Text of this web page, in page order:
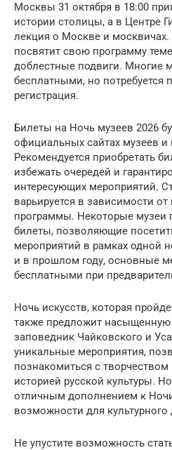
Москвы 31 октября в 18:00
истории столицы, а в Центре
лекция о Москве и
посвятит свою программу
доблестные подвиги. Многие
бесплатными, но потребуется
регистрация.
Билеты на Ночь музеев 2026
официальных сайтах музеев и
Рекомендуется приобретать
избежать очередей и
интересующих мероприятий.
варьируется в зависимости
программы. Некоторые музеи
билеты, позволяющие
мероприятий в рамках одной
и в прошлом году, основные
бесплатными при
Ночь искусств, которая
также предложит
заповедник Чайковского и
уникальные мероприятия,
познакомиться с
историей русской культуры.
отличным дополнением к
возможности для культурного
Не упустите возможность